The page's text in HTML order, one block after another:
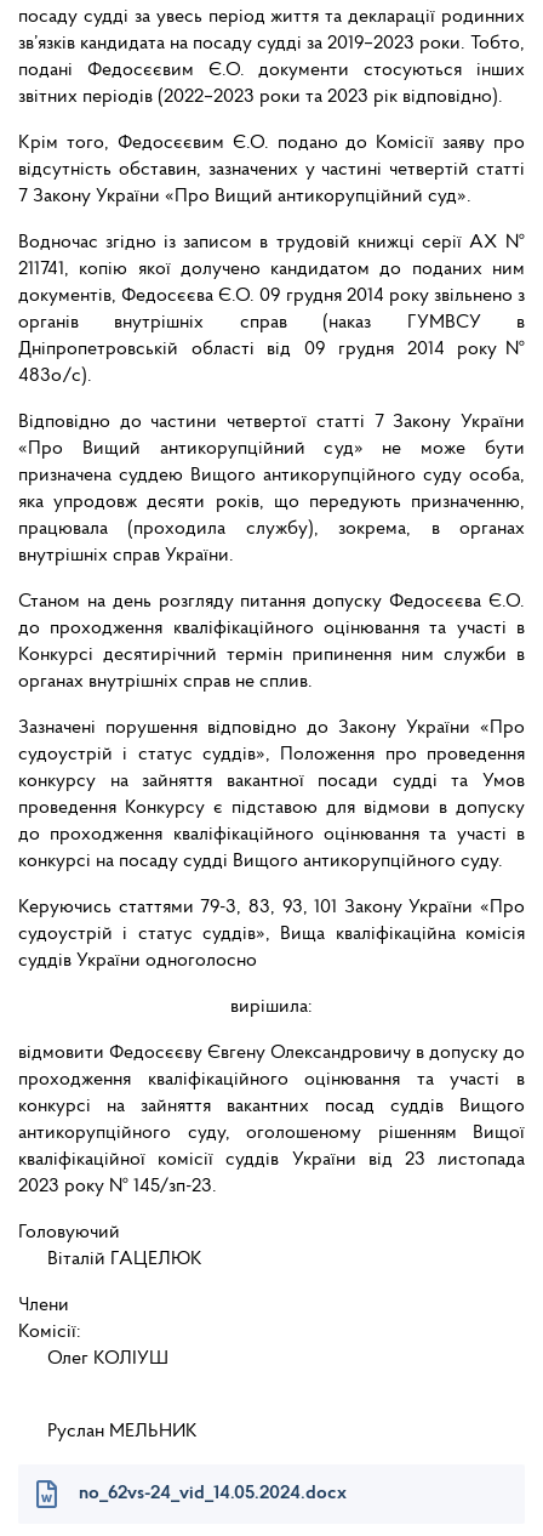
посаду судді за увесь період життя та декларації родинних
зв’язків кандидата на посаду судді за 2019–2023 роки. Тобто,
подані Федосєєвим Є.О. документи стосуються інших
звітних періодів (2022–2023 роки та 2023 рік відповідно).
Крім того, Федосєєвим Є.О. подано до Комісії заяву про
відсутність обставин, зазначених у частині четвертій статті
7 Закону України «Про Вищий антикорупційний суд».
Водночас згідно із записом в трудовій книжці серії АХ №
211741, копію якої долучено кандидатом до поданих ним
документів, Федосєєва Є.О. 09 грудня 2014 року звільнено з
органів внутрішніх справ (наказ ГУМВСУ в
Дніпропетровській області від 09 грудня 2014 року№
483о/с).
Відповідно до частини четвертої статті 7 Закону України
«Про Вищий антикорупційний суд» не може бути
призначена суддею Вищого антикорупційного суду особа,
яка упродовж десяти років, що передують призначенню,
працювала (проходила службу), зокрема, в органах
внутрішніх справ України.
Станом на день розгляду питання допуску Федосєєва Є.О.
до проходження кваліфікаційного оцінювання та участі в
Конкурсі десятирічний термін припинення ним служби в
органах внутрішніх справ не сплив.
Зазначені порушення відповідно до Закону України «Про
судоустрій і статус суддів», Положення про проведення
конкурсу на зайняття вакантної посади судді та Умов
проведення Конкурсу є підставою для відмови в допуску
до проходження кваліфікаційного оцінювання та участі в
конкурсі на посаду судді Вищого антикорупційного суду.
Керуючись статтями 79-3, 83, 93, 101 Закону України «Про
судоустрій і статус суддів», Вища кваліфікаційна комісія
суддів України одноголосно
вирішила:
відмовити Федосєєву Євгену Олександровичу в допуску до
проходження кваліфікаційного оцінювання та участі в
конкурсі на зайняття вакантних посад суддів Вищого
антикорупційного суду, оголошеному рішенням Вищої
кваліфікаційної комісії суддів України від 23 листопада
2023 року № 145/зп-23.
Віталій ГАЦЕЛЮК
Члени
Комісії:
Олег КОЛІУШ
Руслан МЕЛЬНИК
no_62vs-24_vid_14.05.2024.docx